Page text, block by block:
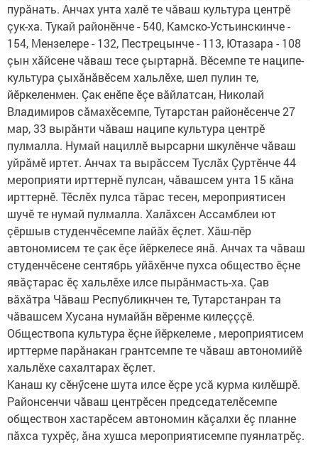
пурăнать. Анчах унта халӗ те чăваш культура центрӗ
çук-ха. Тукай районӗнче - 540, Камско-Устьинскинче -
154, Мензелере - 132, Пестрецынче - 113, Ютазара - 108
çын хăйсене чăваш тесе çыртарнă. Вӗсемпе те наципе-
культура çыхăнăвӗсем хальлӗхе, шел пулин те,
йӗркеленмен. Çак енӗпе ӗçе вăйлатсан, Николай
Владимиров сăмахӗсемпе, Тутарстан районӗсенче 27
мар, 33 вырăнти чăваш наципе культура центрӗ
пулмалла. Нумай нациллӗ вырсарни шкулӗнче чăваш
уйрăмӗ иртет. Анчах та вырăссем Туслăх Çуртӗнче 44
мероприяти ирттернӗ пулсан, чăвашсем унта 15 кăна
ирттернӗ. Тӗслӗх пулса тăрас тесен, мероприятисен
шучӗ те нумай пулмалла. Халăхсен Ассамблеи ют
çӗршыв студенчӗсемпе лайăх ӗçлет. Хăш-пӗр
автономисем те çак ӗçе йӗркелесе янă. Анчах та чăваш
студенчӗсене сентябрь уйăхӗнче пухса общество ӗçне
явăçтарас ӗç хальлӗхе илсе пырăнмасть-ха. Çав
вăхăтра Чăваш Республикнчен те, Тутарстанран та
чăвашсем Хусана нумайăн вӗренме килеçççӗ.
Обществопа культура ӗçне йӗркелеме , мероприятисем
ирттерме парăнакан грантсемпе те чăваш автономийӗ
хальлӗхе сахалтарах ӗçлет.
Канаш ку сӗнӳсене шута илсе ӗçре усă курма килӗшрӗ.
Районсенчи чăваш центрӗсен председателӗсемпе
обществон хастарӗсем автономин кăçалхи ӗç планне
пăхса тухрӗç, ăна хушса мероприятисемпе пуянлатрӗç.